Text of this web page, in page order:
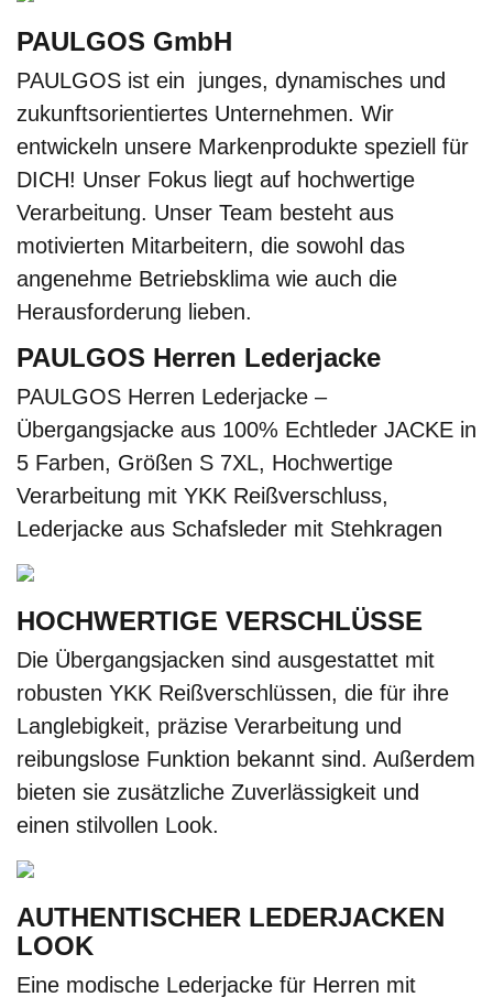
PAULGOS GmbH
PAULGOS ist ein junges, dynamisches und
zukunftsorientiertes Unternehmen. Wir
entwickeln unsere Markenprodukte speziell für
DICH! Unser Fokus liegt auf hochwertige
Verarbeitung. Unser Team besteht aus
motivierten Mitarbeitern, die sowohl das
angenehme Betriebsklima wie auch die
Herausforderung lieben.
PAULGOS Herren Lederjacke
PAULGOS Herren Lederjacke –
Übergangsjacke aus 100% Echtleder JACKE in
5 Farben, Größen S 7XL, Hochwertige
Verarbeitung mit YKK Reißverschluss,
Lederjacke aus Schafsleder mit Stehkragen
HOCHWERTIGE VERSCHLÜSSE
Die Übergangsjacken sind ausgestattet mit
robusten YKK Reißverschlüssen, die für ihre
Langlebigkeit, präzise Verarbeitung und
reibungslose Funktion bekannt sind. Außerdem
bieten sie zusätzliche Zuverlässigkeit und
einen stilvollen Look.
AUTHENTISCHER LEDERJACKEN
LOOK
Eine modische Lederjacke für Herren mit